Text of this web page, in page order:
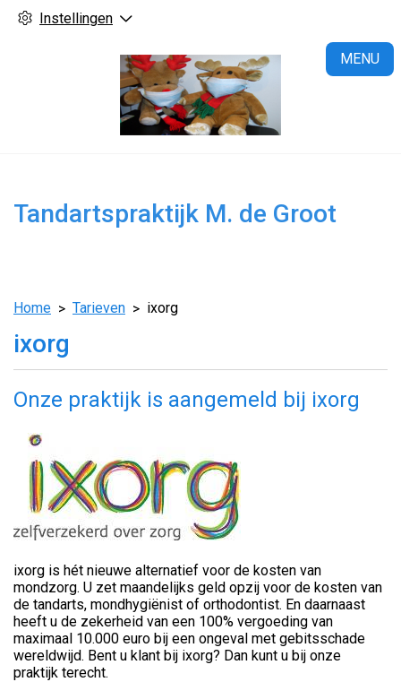
Instellingen
MENU
Tandartspraktijk M. de Groot
Home Tarieven ixorg
ixorg
Onze praktijk is aangemeld bij ixorg
ixorg is hét nieuwe alternatief voor de kosten van
mondzorg. U zet maandelijks geld opzij voor de kosten van
de tandarts, mondhygiënist of orthodontist. En daarnaast
heeft u de zekerheid van een 100% vergoeding van
maximaal 10.000 euro bij een ongeval met gebitsschade
wereldwijd. Bent u klant bij ixorg? Dan kunt u bij onze
praktijk terecht.